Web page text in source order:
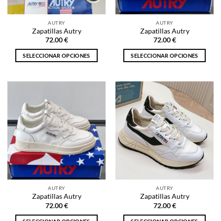
en
la
página
de
en
la
página
de
AUTRY
Zapatillas Autry
72.00€
SELECCIONAR OPCIONES
variantes.
Las
opciones
se
pueden
elegir
en
la
página
de
AUTRY
Zapatillas Autry
72.00€
SELECCIONAR OPCIONES
tiene
múltiples
variantes.
Las
opciones
se
pueden
elegir
en
la
página
de
AUTRY
Zapatillas Autry
72.00€
AUTRY
Zapatillas Autry
72.00€